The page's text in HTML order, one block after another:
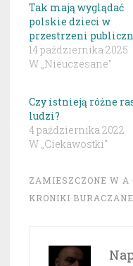
Tak mają wyglądać
polskie dzieci w
przestrzeni
14 października 2025
W „Nieuczesane"
Czy istnieją różne
ludzi?
4 października 2022
W „Ciekawostki"
ZAMIESZCZONE W A
KRONIKI